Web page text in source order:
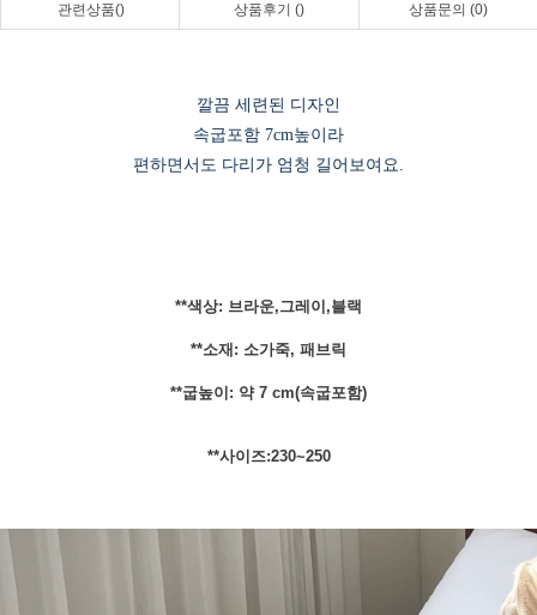
관련상품() 상품후기 () 상품문의 (0)
깔끔 세련된 디자인
속굽포함 7cm높이라
편하면서도 다리가 엄청 길어보여요.
**색상: 브라운,그레이,블랙
**소재: 소가죽, 패브릭
**굽높이: 약 7 cm(속굽포함)
**사이즈:230~250